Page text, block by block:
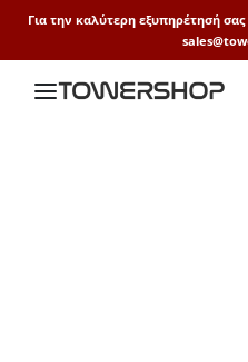
Για την καλύτερη εξυπηρέτησή